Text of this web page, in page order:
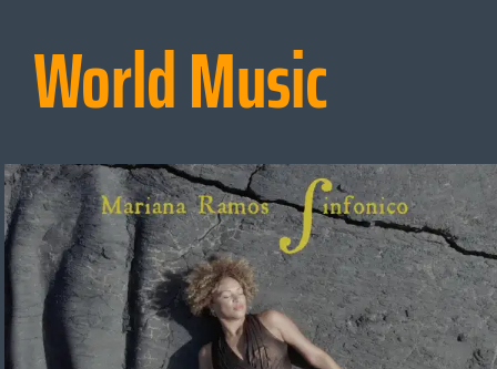
World Music